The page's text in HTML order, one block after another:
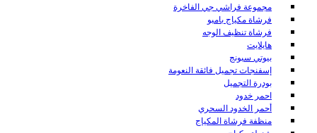
مجموعة فراشي جي الفاخرة
فرشاة مكياج بامبو
فرشاة تنظيف الوجه
هايلايت
بيوتي سبونج
إسفنجات تجميل فائقة النعومة
بودرة التجميل
احمر خدود
أحمر الخدود السحري
منظفة فرشاة المكياج